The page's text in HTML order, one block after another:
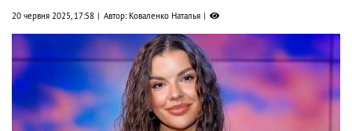
20 червня 2025, 17:58 Автор: Коваленко Наталья